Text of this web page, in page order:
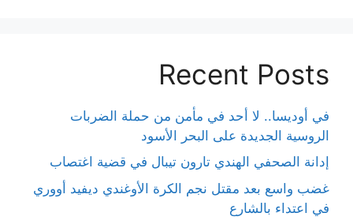
Recent Posts
في أوديسا.. لا أحد في مأمن من حملة الضربات
الروسية الجديدة على البحر الأسود
إدانة الصحفي الهندي تارون تيبال في قضية اغتصاب
غضب واسع بعد مقتل نجم الكرة الأوغندي ديفيد أووري
في اعتداء بالشارع